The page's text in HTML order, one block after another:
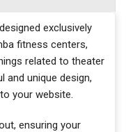
exclusively
fitness centers,
related to theater
and unique design,
your website.
ensuring your